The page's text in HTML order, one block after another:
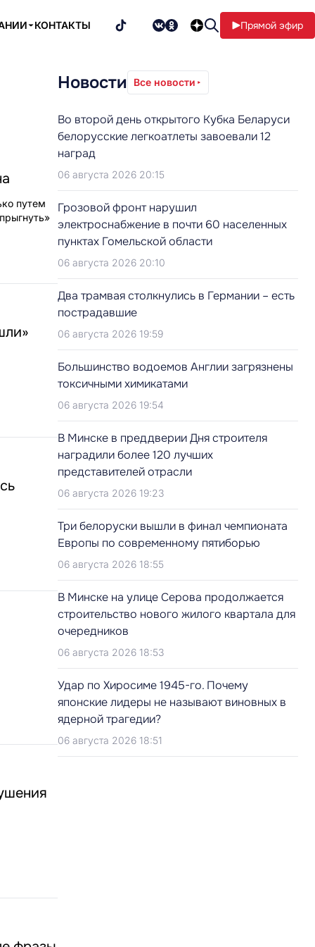
КОНТАКТЫ Прямой эфир
путем
Новости Все новости
Во второй день открытого Кубка Беларуси
белорусские легкоатлеты завоевали 12
наград
06 августа 2026 20:15
Грозовой фронт нарушил
электроснабжение в почти 60 населенных
пунктах Гомельской области
06 августа 2026 20:10
Два трамвая столкнулись в Германии – есть
пострадавшие
06 августа 2026 19:59
Большинство водоемов Англии загрязнены
токсичными химикатами
06 августа 2026 19:54
В Минске в преддверии Дня строителя
наградили более 120 лучших
представителей отрасли
06 августа 2026 19:23
Три белоруски вышли в финал чемпионата
Европы по современному пятиборью
06 августа 2026 18:55
В Минске на улице Серова продолжается
строительство нового жилого квартала для
очередников
06 августа 2026 18:53
Удар по Хиросиме 1945-го. Почему
японские лидеры не называют виновных в
ядерной трагедии?
06 августа 2026 18:51